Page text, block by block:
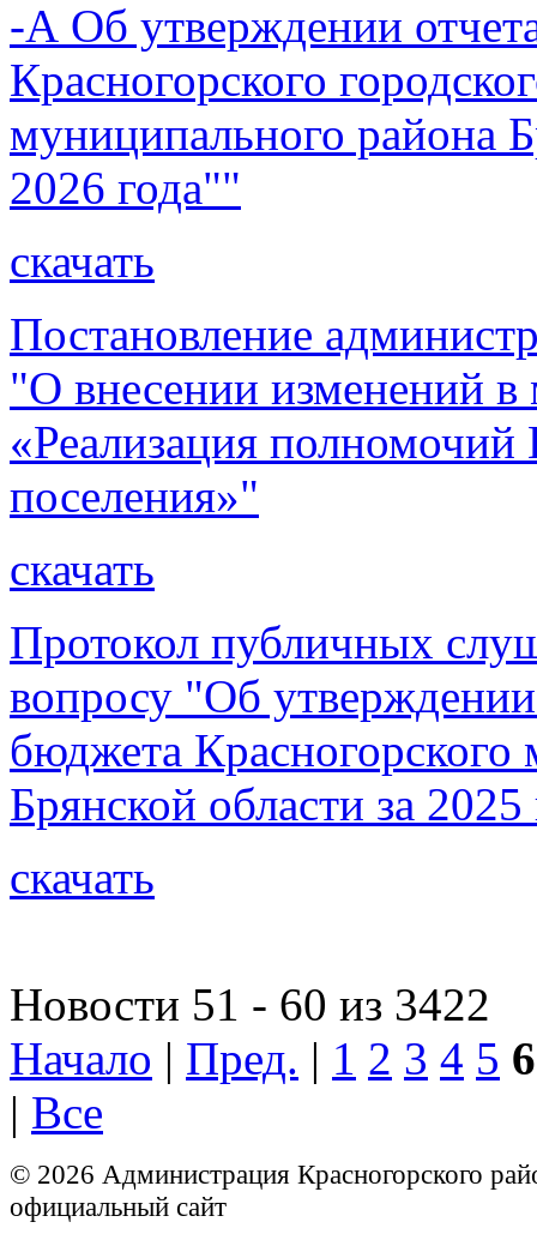
-А Об утверждении
Красногорского
муниципального района
2026 года""
скачать
Постановление
"О внесении изменений
«Реализация полномочий
поселения»"
скачать
Протокол публичных
вопросу "Об
бюджета
Брянской области за 2025
скачать
Новости 51 - 60 из 3422
Начало | Пред. | 1 2 3 4 5 6
| Все
© 2026 Администрация Красногорского
официальный сайт